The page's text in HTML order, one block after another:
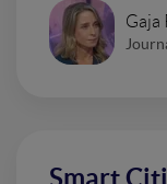
Gaja
Smart